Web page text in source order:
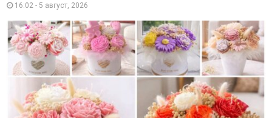
16:02 - 5 август, 2026